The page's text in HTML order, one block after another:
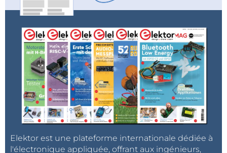
Elektor est une plateforme internationale dédiée à
l'électronique appliquée, offrant aux ingénieurs,